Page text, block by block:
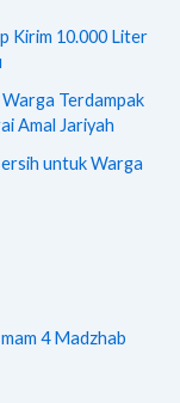
Kirim 10.000 Liter
Terdampak
Amal Jariyah
untuk Warga
4 Madzhab